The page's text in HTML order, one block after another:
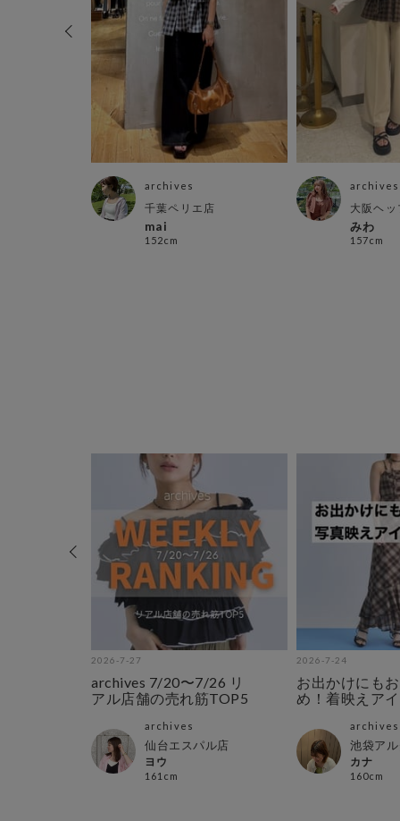
archives
千葉ペリエ店
mai
152cm
archives
大阪ヘ
みわ
157cm
2026-7-27
archives 7/20〜7/26 リ
アル店舗の売れ筋TOP5
archives
仙台エスパル店
ヨウ
161cm
2026-7-24
お出かけにも
め！着映えア
archives
池袋ア
カナ
160cm